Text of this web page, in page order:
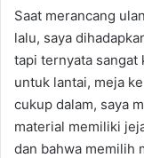
Saat merancang
lalu, saya
tapi ternyata sangat
untuk lantai, meja
cukup dalam, saya
material memiliki
dan bahwa memilih